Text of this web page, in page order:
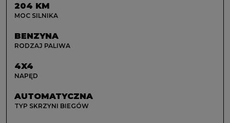
204 KM
MOC SILNIKA
BENZYNA
RODZAJ PALIWA
4X4
NAPĘD
AUTOMATYCZNA
TYP SKRZYNI BIEGÓW